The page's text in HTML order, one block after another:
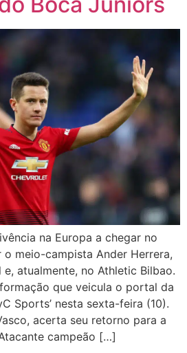
na Europa a chegar no
o meio-campista Ander Herrera,
atualmente, no Athletic Bilbao.
que veicula o portal da
Sports’ nesta sexta-feira (10).
acerta seu retorno para a
campeão […]